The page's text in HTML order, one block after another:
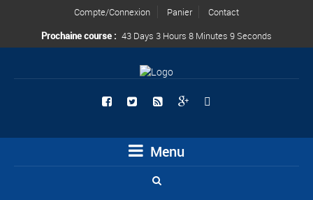
Compte/Connexion Panier
Contact
Prochaine course : 43 Days 3 Hours 8 Minutes 9 Seconds
Menu